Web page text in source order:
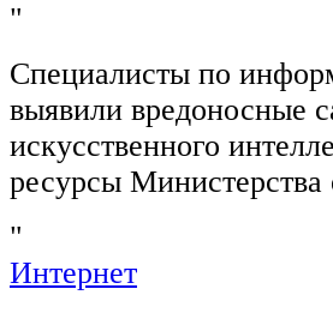
"
Специалисты по
выявили вредоносные
искусственного
ресурсы
"
Интернет